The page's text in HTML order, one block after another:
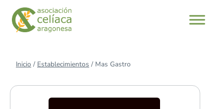
Saltar
contenido
Inicio / Establecimientos / Mas Gastro